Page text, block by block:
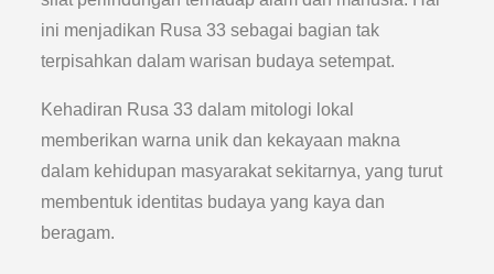
ini menjadikan Rusa 33 sebagai bagian tak
terpisahkan dalam warisan budaya setempat.
Kehadiran Rusa 33 dalam mitologi lokal
memberikan warna unik dan kekayaan makna
dalam kehidupan masyarakat sekitarnya, yang turut
membentuk identitas budaya yang kaya dan
beragam.